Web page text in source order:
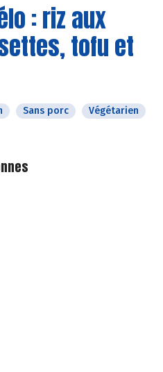
: riz aux
tofu et
Sans porc
Végétarien